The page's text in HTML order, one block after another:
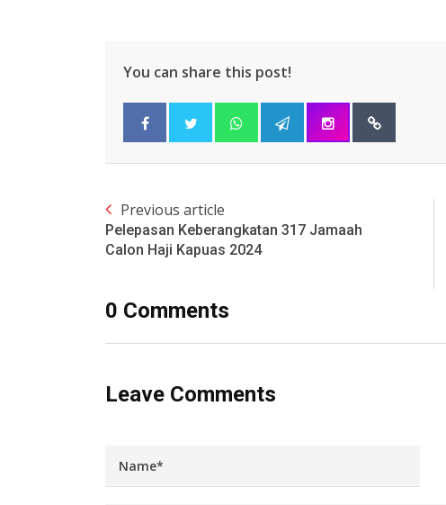
You can share this post!
Previous article
Pelepasan Keberangkatan 317 Jamaah
Calon Haji Kapuas 2024
0 Comments
Leave Comments